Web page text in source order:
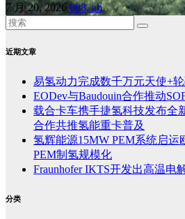
7 月 20, 2026808, ab
近期文章
易氢动力完成数千万元天使+
EODev与Baudouin合作推动
载合卡车携手捷氢科技发布全
合作共推氢能重卡普及
氢辉能源15MW PEM系统启运
PEM制氢规模化
Fraunhofer IKTS开发出高温电
分类